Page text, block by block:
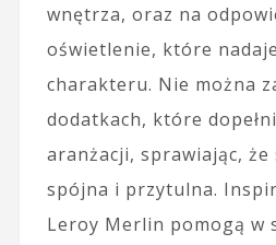
wnętrza, oraz na
oświetlenie, które nadaje
charakteru. Nie można
dodatkach, które
aranżacji, sprawiając, że
spójna i przytulna.
Leroy Merlin pomogą w